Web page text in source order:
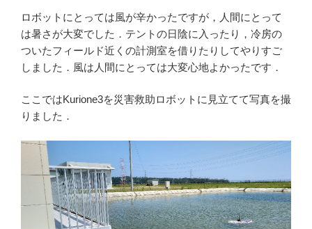
ロボットにとっては風が辛かったですが，人間にとって
は暑さが大変でした．テントの日陰に入ったり，冷房の
ついたフィールド近くの計測室を借りたりしてやりすご
しました．風は人間にとっては大変心地よかったです．
ここではKurione3を災害救助ロボットに見立てて写真を撮
りました．